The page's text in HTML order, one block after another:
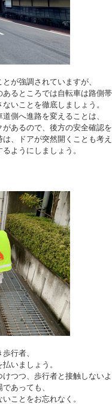
が強調されていますが、
るところでは自転車は路側
いことを徹底しましょう。
側へ進路を変えることは、
あるので、後方の安全確認
、ドアが突然開くことも考
ようにしましょう。
行者、
いましょう。
つつ、歩行者と接触しない
あっても、
ことをお忘れなく。